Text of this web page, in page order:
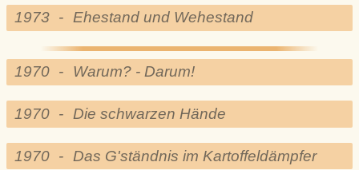
1973 - Ehestand und Wehestand
1970 - Warum? - Darum!
1970 - Die schwarzen Hände
1970 - Das G'ständnis im Kartoffeldämpfer